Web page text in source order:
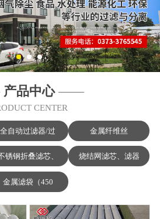
产品中心——
CENTER
全自动过滤器/过 金属纤维丝
锈钢折叠滤芯、 烧结网滤芯、滤器
金属滤袋（450